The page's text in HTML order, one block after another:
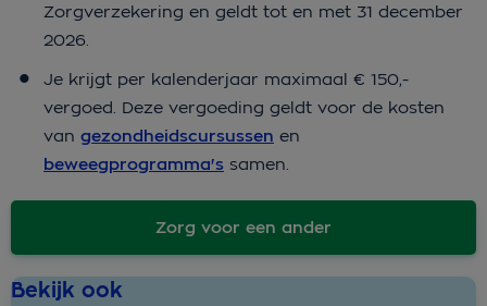
Zorgverzekering en geldt tot en met 31 december
2026.
Je krijgt per kalenderjaar maximaal € 150,-
vergoed. Deze vergoeding geldt voor de kosten
van gezondheidscursussen en
beweegprogramma's samen.
Zorg voor een ander
Bekijk ook